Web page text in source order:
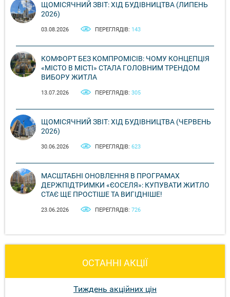
ЩОМІСЯЧНИЙ ЗВІТ: ХІД БУДІВНИЦТВА (ЛИПЕНЬ
2026)
03.08.2026 ПЕРЕГЛЯДІВ: 143
КОМФОРТ БЕЗ КОМПРОМІСІВ: ЧОМУ КОНЦЕПЦІЯ
«МІСТО В МІСТІ» СТАЛА ГОЛОВНИМ ТРЕНДОМ
ВИБОРУ ЖИТЛА
13.07.2026 ПЕРЕГЛЯДІВ: 305
ЩОМІСЯЧНИЙ ЗВІТ: ХІД БУДІВНИЦТВА (ЧЕРВЕНЬ
2026)
30.06.2026 ПЕРЕГЛЯДІВ: 623
МАСШТАБНІ ОНОВЛЕННЯ В ПРОГРАМАХ
ДЕРЖПІДТРИМКИ «ЄОСЕЛЯ»: КУПУВАТИ ЖИТЛО
СТАЄ ЩЕ ПРОСТІШЕ ТА ВИГІДНІШЕ!
23.06.2026 ПЕРЕГЛЯДІВ: 726
ОСТАННІ АКЦІЇ
Тиждень акційних цін